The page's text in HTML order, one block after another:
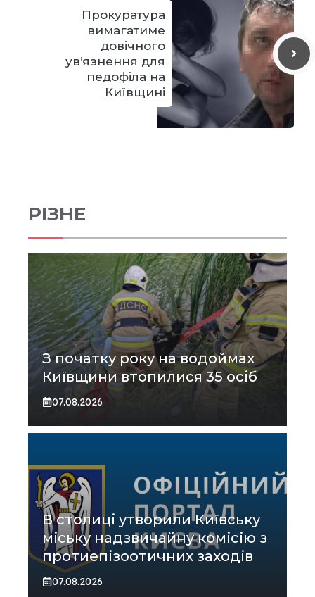
Прокуратура
вимагатиме
довічного
ув’язнення для
педофіла на
Київщині
РІЗНЕ
З початку року на водоймах
Київщини втопилися 35 осіб
07.08.2026
В столиці утворили Київську
міську надзвичайну комісію з
протиепізоотичних заходів
07.08.2026